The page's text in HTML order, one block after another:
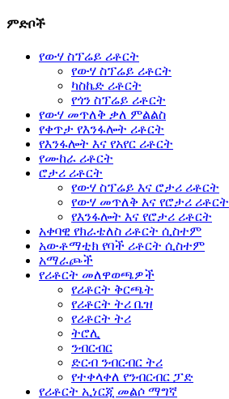
ምድቦች
የውሃ ስፕሬይ ሪቶርት
የውሃ ስፕሬይ ሪቶርት
ካስኬድ ሪቶርት
የጎን ስፕሬይ ሪቶርት
የውሃ መጥለቅ ቃለ ምልልስ
የቀጥታ የእንፋሎት ሪቶርት
የእንፋሎት እና የአየር ሪቶርት
የሙከራ ሪቶርት
ሮታሪ ሪቶርት
የውሃ ስፕሬይ እና ሮታሪ ሪቶርት
የውሃ መጥለቅ እና የሮታሪ ሪቶርት
የእንፋሎት እና የሮታሪ ሪቶርት
አቀባዊ የክራቴለስ ሪቶርት ሲስተም
አውቶማቲክ የባች ሪቶርት ሲስተም
አማራጮች
የሪቶርት መለዋወጫዎች
የሪቶርት ቅርጫት
የሪቶርት ትሪ ቤዝ
የሪቶርት ትሪ
ትሮሊ
ንብርብር
ድርብ ንብርብር ትሪ
የተቀላቀለ የንብርብር ፓድ
የሪቶርት ኢነርጂ መልሶ ማግኛ